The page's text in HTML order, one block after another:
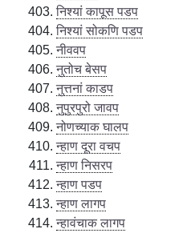
निश्यां कापूस पडप
निश्यां सोकणि पडप
नीववप
नुतोच बेसप
नुत्तनां काडप
नुपुरपुरो जावप
नोणच्याक घालप
न्हाण दूरा वचप
न्हाण निसरप
न्हाण पडप
न्हाण लागप
न्हावंचाक लागप